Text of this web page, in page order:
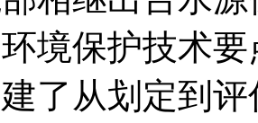
境保护技术
了从划定到